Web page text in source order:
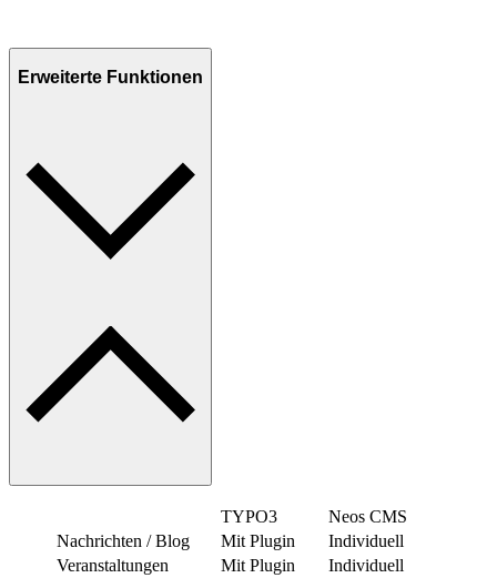
Erweiterte Funktionen
TYPO3
Neos CMS
Nachrichten / Blog
Mit Plugin
Individuell
Veranstaltungen
Mit Plugin
Individuell